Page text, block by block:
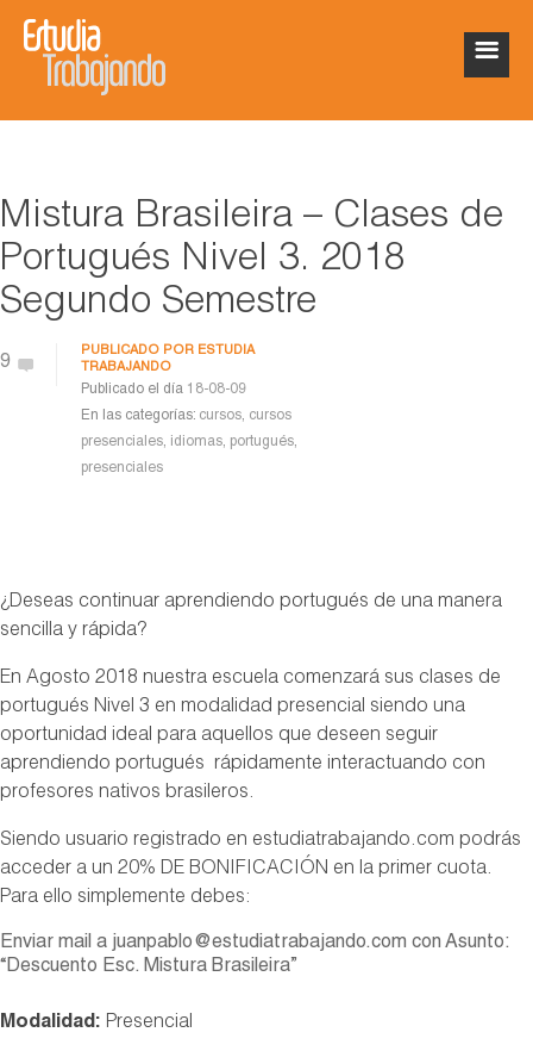
Mistura Brasileira – Clases de
Portugués Nivel 3. 2018
Segundo Semestre
9
PUBLICADO POR ESTUDIA
TRABAJANDO
Publicado el día 18-08-09
En las categorías: cursos, cursos
presenciales, idiomas, portugués,
presenciales
¿Deseas continuar aprendiendo portugués de una manera
sencilla y rápida?
En Agosto 2018 nuestra escuela comenzará sus clases de
portugués Nivel 3 en modalidad presencial siendo una
oportunidad ideal para aquellos que deseen seguir
aprendiendo portugués rápidamente interactuando con
profesores nativos brasileros.
Siendo usuario registrado en estudiatrabajando.com podrás
acceder a un 20% DE BONIFICACIÓN en la primer cuota.
Para ello simplemente debes:
Enviar mail a juanpablo@estudiatrabajando.com con Asunto:
“Descuento Esc. Mistura Brasileira”
Modalidad: Presencial